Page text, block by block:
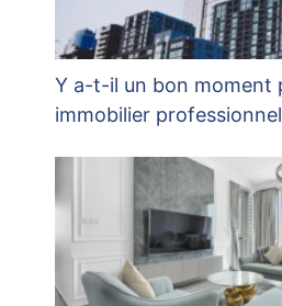
Y a-t-il un bon moment
immobilier